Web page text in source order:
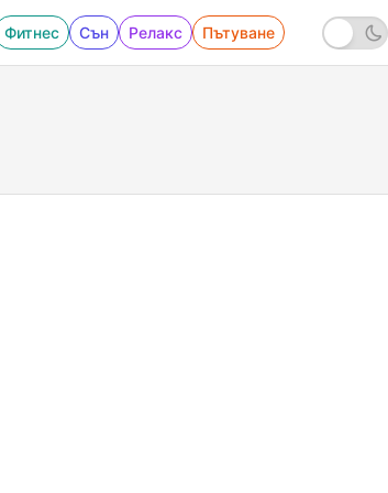
Фитнес Сън Релакс Пътуване
Frau hinter der Maske